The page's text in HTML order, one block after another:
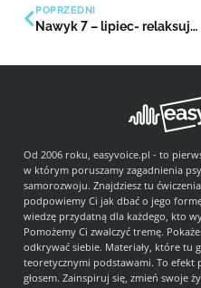
POPRZEDNI
Nawyk 7 – lipiec- relaksuję się i odpoczywam
Od 2006 roku, easyvoice.pl - to
w którym poruszamy zagadnienia
samorozwoju. Znajdziesz tu
podpowiemy Ci jak dbać o jego
wiedzę przydatną dla każdego, kto
Pomożemy Ci zwalczyć tremę.
odkrywać siebie. Materiały, które tu
teoretycznymi podstawami. To efekt
głosem. Zainspiruj się, zmień swoje